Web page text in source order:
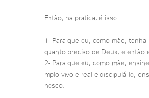
Então, na pratica, é isso:
1- Para que eu, como mãe,
quanto preciso de Deus, e então
2- Para que eu, como mãe,
mplo vivo e real e discipulá-lo,
nosco.